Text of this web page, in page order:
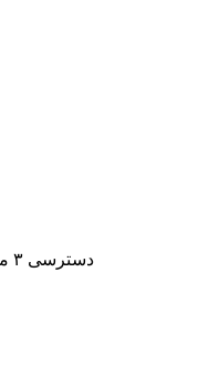
دسترسی ۳ ماهه به بیش از ۵۰۰ ژورنال روز جهان موجود در سامانه